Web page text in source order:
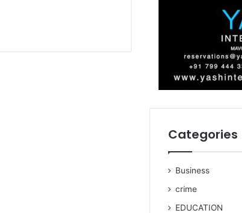
Categories
Business
crime
EDUCATION